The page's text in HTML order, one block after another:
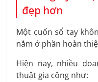
đẹp hơn
Một cuốn sổ tay
nằm ở phần hoàn
Hiện nay, nhiều
thuật gia công như: